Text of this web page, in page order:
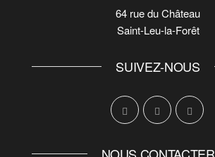
64 rue du Château
Saint-Leu-la-Forêt
SUIVEZ-NOUS